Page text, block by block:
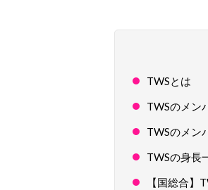
TWSとは
TWSのメン
TWSのメン
TWSの身長
【国総合】